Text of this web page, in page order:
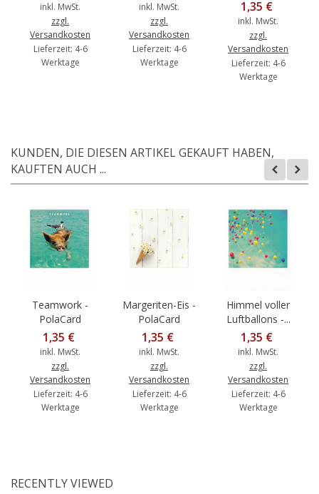
inkl. MwSt.
zzgl.
Versandkosten
Lieferzeit: 4-6
Werktage
inkl. MwSt.
zzgl.
Versandkosten
Lieferzeit: 4-6
Werktage
1,35 €
inkl. MwSt.
zzgl.
Versandkosten
Lieferzeit: 4-6
Werktage
KUNDEN, DIE DIESEN ARTIKEL GEKAUFT HABEN,
KAUFTEN AUCH ...
Teamwork -
PolaCard
1,35 €
inkl. MwSt.
zzgl.
Versandkosten
Lieferzeit: 4-6
Werktage
Margeriten-Eis -
PolaCard
1,35 €
inkl. MwSt.
zzgl.
Versandkosten
Lieferzeit: 4-6
Werktage
Himmel voller
Luftballons -...
1,35 €
inkl. MwSt.
zzgl.
Versandkosten
Lieferzeit: 4-6
Werktage
RECENTLY VIEWED